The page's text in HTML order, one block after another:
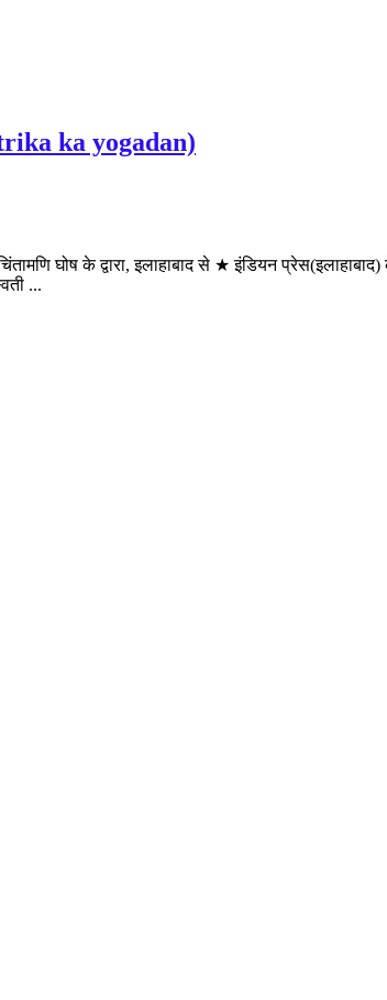
ka yogadan)
घोष के द्वारा, इलाहाबाद से ★ इंडियन
...